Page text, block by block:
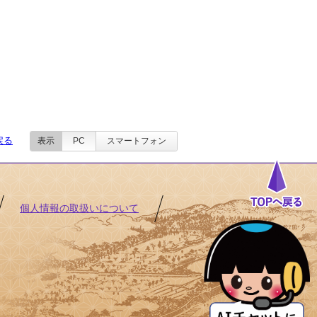
る 表示 PC スマートフォン
個人情報の取扱いについて